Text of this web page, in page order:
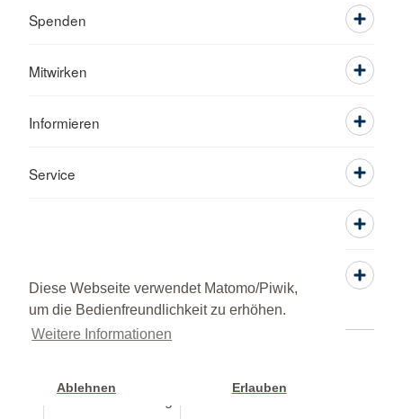
Diese Webseite verwendet Matomo/Piwik,
um die Bedienfreundlichkeit zu erhöhen.
Weitere Informationen
Ablehnen Erlauben
Spenden
Mitwirken
Informieren
Service
© 2026 Ortsverein Rutesheim